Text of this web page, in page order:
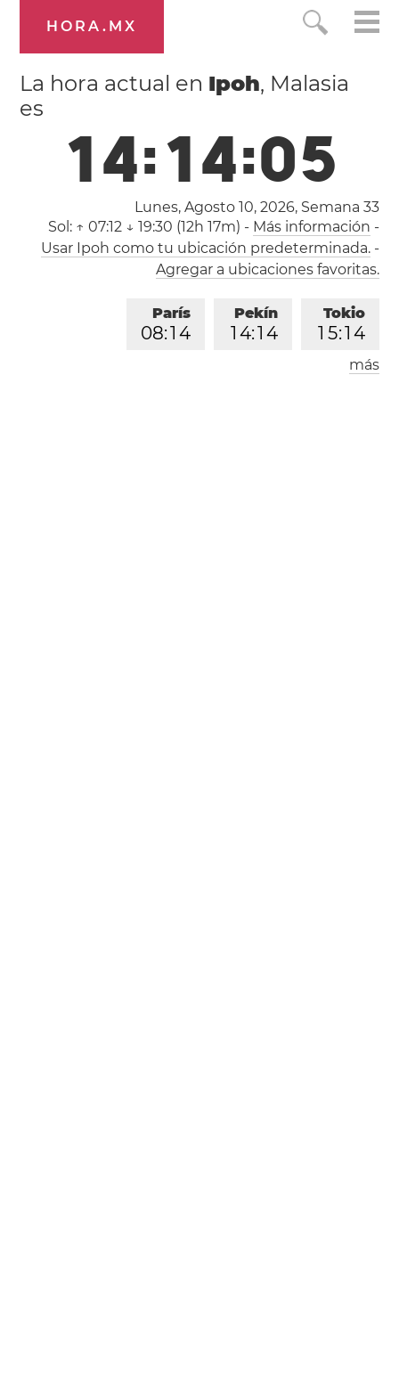
HORA.MX
La hora actual en Ipoh, Malasia
es
14:14:05
Lunes, Agosto 10, 2026, Semana 33
Sol: ↑ 07:12 ↓ 19:30 (12h 17m) - Más información -
Usar Ipoh como tu ubicación predeterminada.-
Agregar a ubicaciones favoritas.
Tokio
1 5:1 4
Pekín
1 4:1 4
París
08:1 4
Londres
más